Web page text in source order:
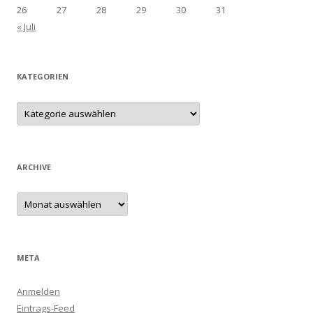
26
27 28 29 30
31
« Juli
KATEGORIEN
Kategorien
ARCHIVE
Archive
META
Anmelden
Eintrags-Feed